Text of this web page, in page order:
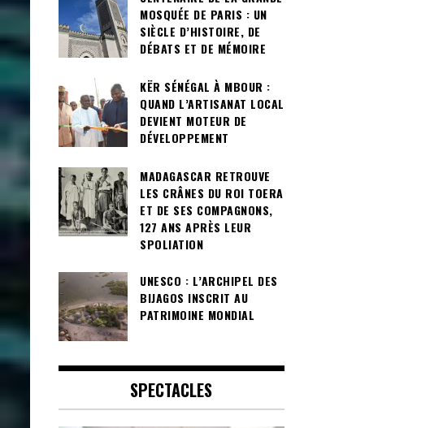
MOSQUÉE DE PARIS : UN
SIÈCLE D’HISTOIRE, DE
DÉBATS ET DE MÉMOIRE
KËR SÉNÉGAL À MBOUR :
QUAND L’ARTISANAT LOCAL
DEVIENT MOTEUR DE
DÉVELOPPEMENT
MADAGASCAR RETROUVE
LES CRÂNES DU ROI TOERA
ET DE SES COMPAGNONS,
127 ANS APRÈS LEUR
SPOLIATION
UNESCO : L’ARCHIPEL DES
BIJAGOS INSCRIT AU
PATRIMOINE MONDIAL
SPECTACLES